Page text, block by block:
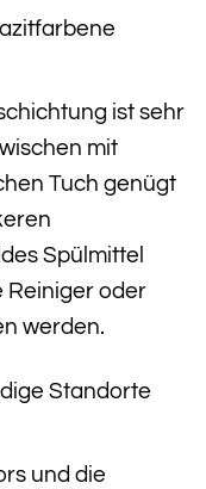
ist sehr
mit
Tuch genügt
Spülmittel
Reiniger oder
werden.
Standorte
und die